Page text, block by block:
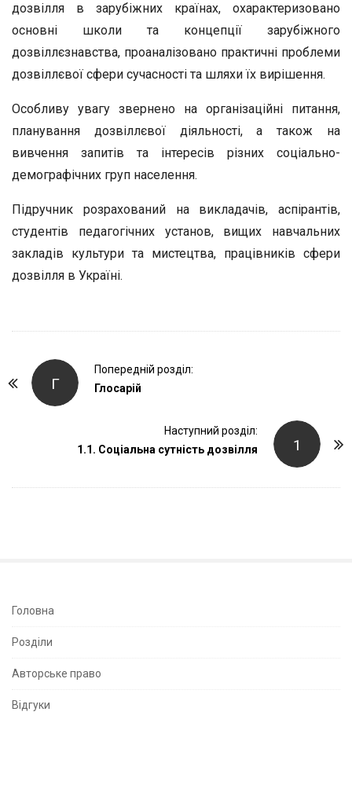
дозвілля в зарубіжних країнах, охарактеризовано
основні школи та концепції зарубіжного
дозвіллєзнавства, проаналізовано практичні проблеми
дозвіллєвої сфери сучасності та шляхи їх вирішення.
Особливу увагу звернено на організаційні питання,
планування дозвіллєвої діяльності, а також на
вивчення запитів та інтересів різних соціально-
демографічних груп населення.
Підручник розрахований на викладачів, аспірантів,
студентів педагогічних установ, вищих навчальних
закладів культури та мистецтва, працівників сфери
дозвілля в Україні.
Г
Попередній розділ:
Глосарій
1
Наступний розділ:
1.1. Соціальна сутність дозвілля
S
e
S
Головна
Розділи
Авторське право
Відгуки